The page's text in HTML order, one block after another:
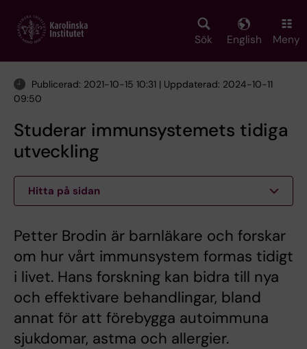
main
Sök English Meny
Publicerad: 2021-10-15 10:31 | Uppdaterad: 2024-10-11
09:50
Studerar immunsystemets tidiga
utveckling
Hitta på sidan
Petter Brodin är barnläkare och forskar
om hur vårt immunsystem formas tidigt
i livet. Hans forskning kan bidra till nya
och effektivare behandlingar, bland
annat för att förebygga autoimmuna
sjukdomar, astma och allergier.